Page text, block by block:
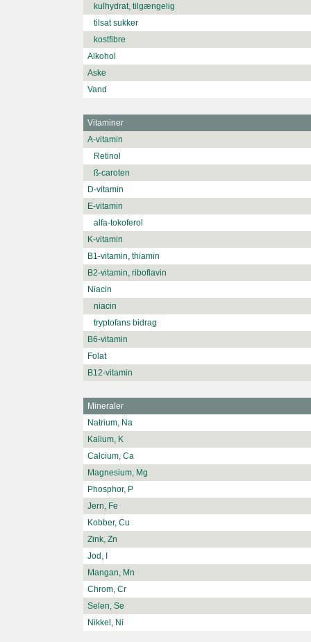
kulhydrat, tilgængelig
tilsat sukker
kostfibre
Alkohol
Aske
Vand
Vitaminer
A-vitamin
Retinol
ß-caroten
D-vitamin
E-vitamin
alfa-tokoferol
K-vitamin
B1-vitamin, thiamin
B2-vitamin, riboflavin
Niacin
niacin
tryptofans bidrag
B6-vitamin
Folat
B12-vitamin
Mineraler
Natrium, Na
Kalium, K
Calcium, Ca
Magnesium, Mg
Phosphor, P
Jern, Fe
Kobber, Cu
Zink, Zn
Jod, I
Mangan, Mn
Chrom, Cr
Selen, Se
Nikkel, Ni